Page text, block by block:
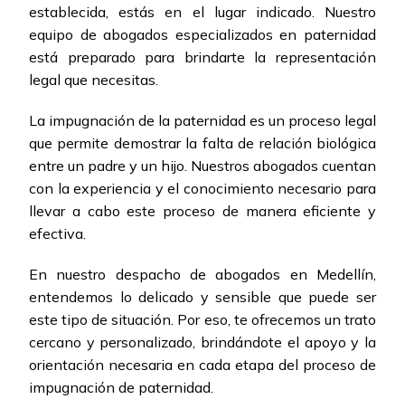
establecida, estás en el lugar indicado. Nuestro
equipo de abogados especializados en paternidad
está preparado para brindarte la representación
legal que necesitas.
La impugnación de la paternidad es un proceso legal
que permite demostrar la falta de relación biológica
entre un padre y un hijo. Nuestros abogados cuentan
con la experiencia y el conocimiento necesario para
llevar a cabo este proceso de manera eficiente y
efectiva.
En nuestro despacho de abogados en Medellín,
entendemos lo delicado y sensible que puede ser
este tipo de situación. Por eso, te ofrecemos un trato
cercano y personalizado, brindándote el apoyo y la
orientación necesaria en cada etapa del proceso de
impugnación de paternidad.